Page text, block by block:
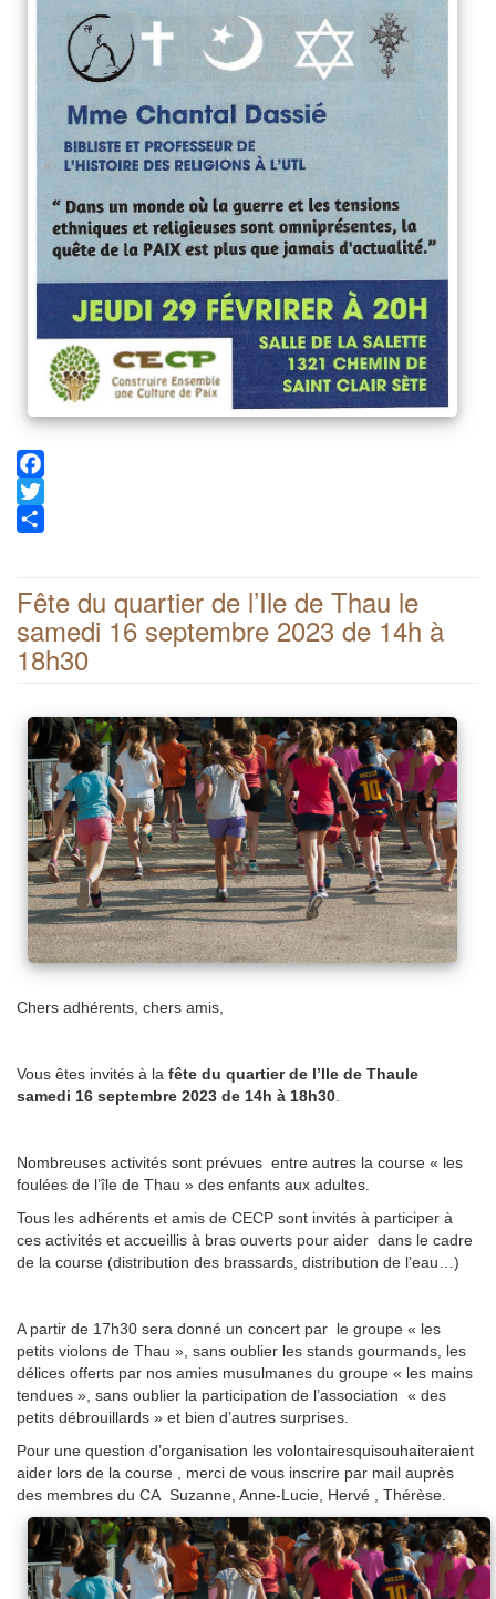
Facebook
Twitter
Fête du quartier de l’Ile de Thau le
samedi 16 septembre 2023 de 14h à
18h30
Chers adhérents, chers amis,
Vous êtes invités à la fête du quartier de l’Ile de Thaule
samedi 16 septembre 2023 de 14h à 18h30
Nombreuses activités sont prévues entre autres la course « les
foulées de l’île de Thau » des enfants aux adultes.
Tous les adhérents et amis de CECP sont invités à participer à
ces activités et accueillis à bras ouverts pour aider dans le cadre
de la course (distribution des brassards, distribution de l’eau…)
A partir de 17h30 sera donné un concert par le groupe « les
petits violons de Thau », sans oublier les stands gourmands, les
délices offerts par nos amies musulmanes du groupe « les mains
tendues », sans oublier la participation de l’association « des
petits débrouillards » et bien d’autres surprises.
Pour une question d’organisation les volontairesquisouhaiteraient
aider lors de la course , merci de vous inscrire par mail auprès
des membres du CA Suzanne, Anne-Lucie, Hervé , Thérèse.